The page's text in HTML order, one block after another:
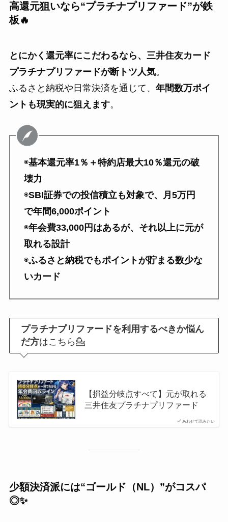
高還元狙いなら“プラチナプリファード”が鉄
板🔥
とにかく還元率にこだわるなら、三井住友カード
プラチナプリファードが断トツ人気。
ふるさと納税や日常決済を通じて、 年間数万ポイ
ントも現実的に狙えます。
◉基本還元率1％＋特約店最大10％還元の破
壊力
◉SBI証券での投信積立も対象で、月5万円
で年間6,000ポイント
◉年会費33,000円はあるが、それ以上に元が
取れる設計
◉ふるさと納税でもポイントが貯まる数少な
いカード
プラチナプリファードを利用するべきか悩ん
だ方はこちら💁
あわせて読みたい
【損益分岐点すべて】元が取れる
三井住友プラチナプリファード
少額決済派には“ゴールド（NL）”がコスパ
◎✨